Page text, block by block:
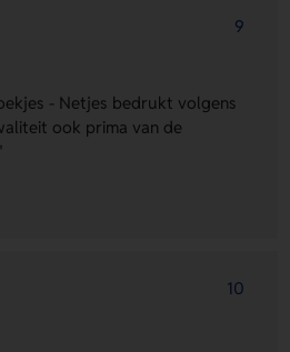
9
- Netjes bedrukt volgens
ook prima van de
10